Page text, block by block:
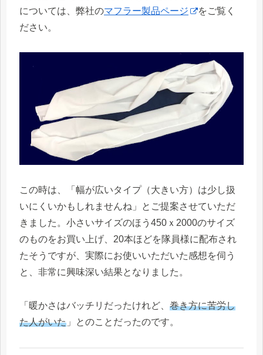
については、弊社のマフラー製品ページ
をご覧く
ださい。
この時は、「幅が広いタイプ（大きい方）は少し扱
いにくいかもしれませんね」とご提案させていただ
きました。小さいサイズのほう450ｘ2000のサイズ
のものをお買い上げ、20本ほどを隊員様に配布され
たそうですが、実際にお使いいただいた感想を伺う
と、非常に興味深い結果となりました。
「暖かさはバッチリだったけれど、 巻き方に苦労し
た人がいた 」とのことだったのです。